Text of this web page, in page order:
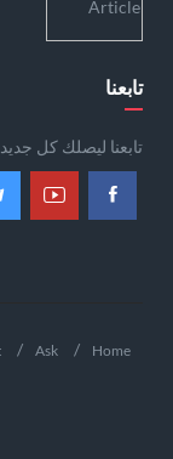
تابعنا
تابعنا ليصلك كل جديد
Home
Ask